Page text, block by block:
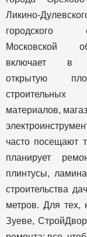
Ликино-
городского
Московской
включает в
открытую
строительных
материалов,
часто посещают
планирует
плинтусы,
строительства
метров. Для тех,
Зуеве,